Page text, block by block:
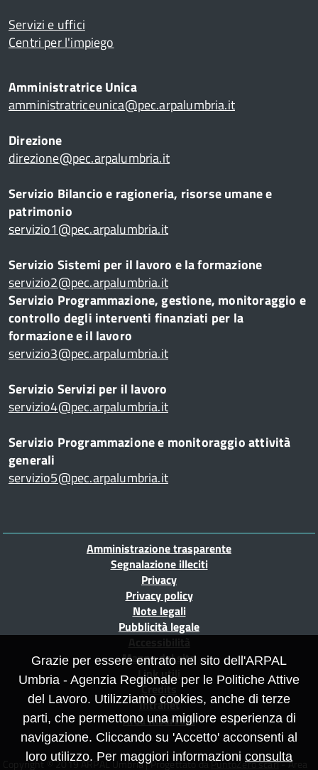
Servizi e uffici
Centri per l'impiego
Amministratrice Unica
amministratriceunica@pec.arpalumbria.it
Direzione
direzione@pec.arpalumbria.it
Servizio Bilancio e ragioneria, risorse umane e
patrimonio
servizio1@pec.arpalumbria.it
Servizio Sistemi per il lavoro e la formazione
servizio2@pec.arpalumbria.it
Servizio Programmazione, gestione, monitoraggio e
controllo degli interventi finanziati per la
formazione e il lavoro
servizio3@pec.arpalumbria.it
Servizio Servizi per il lavoro
servizio4@pec.arpalumbria.it
Servizio Programmazione e monitoraggio attività
generali
servizio5@pec.arpalumbria.it
Piè
Amministrazione trasparente
Segnalazione illeciti
Privacy
Privacy policy
Note legali
Pubblicità legale
Mappa del sito
Link utili
Credits
Intranet
Area Riservata
Copyright © 2019 ARPAL Umbria | Progettato daPuntoZero scarl- Area
Grazie per essere entrato nel sito dell'ARPAL
Umbria - Agenzia Regionale per le Politiche Attive
del Lavoro. Utilizziamo cookies, anche di terze
parti, che permettono una migliore esperienza di
navigazione. Cliccando su 'Accetto' acconsenti al
loro utilizzo. Per maggiori informazioni consulta